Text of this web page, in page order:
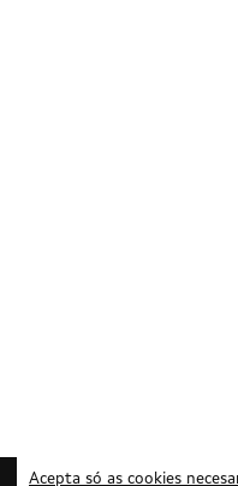
Acepta só as cookies